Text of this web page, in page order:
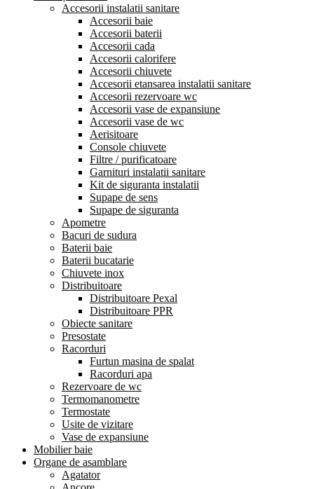
Accesorii instalatii sanitare
Accesorii baie
Accesorii baterii
Accesorii cada
Accesorii calorifere
Accesorii chiuvete
Accesorii etansarea instalatii sanitare
Accesorii rezervoare wc
Accesorii vase de expansiune
Accesorii vase de wc
Aerisitoare
Console chiuvete
Filtre / purificatoare
Garnituri instalatii sanitare
Kit de siguranta instalatii
Supape de sens
Supape de siguranta
Apometre
Bacuri de sudura
Baterii baie
Baterii bucatarie
Chiuvete inox
Distribuitoare
Distribuitoare Pexal
Distribuitoare PPR
Obiecte sanitare
Presostate
Racorduri
Furtun masina de spalat
Racorduri apa
Rezervoare de wc
Termomanometre
Termostate
Usite de vizitare
Vase de expansiune
Mobilier baie
Organe de asamblare
Agatator